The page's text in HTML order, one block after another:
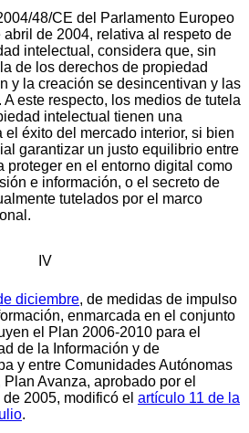
48/CE del Parlamento Europeo
de 2004, relativa al respeto de
intelectual, considera que, sin
de los derechos de propiedad
y la creación se desincentivan y las
este respecto, los medios de tutela
intelectual tienen una
éxito del mercado interior, si bien
garantizar un justo equilibrio entre
proteger en el entorno digital como
e información, o el secreto de
tutelados por el marco
IV
diciembre, de medidas de impulso
enmarcada en el conjunto
el Plan 2006-2010 para el
de la Información y de
y entre Comunidades Autónomas
Avanza, aprobado por el
2005, modificó el artículo 11 de la
.